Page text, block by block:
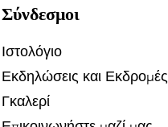
Σύνδεσμοι
Ιστολόγιο
Εκδηλώσεις και Εκδρομές
Γκαλερί